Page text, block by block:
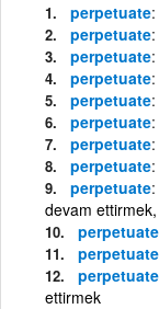
perpetuate
perpetuate
perpetuate
perpetuate
perpetuate
perpetuate
perpetuate
perpetuate
perpetuate
devam
perpetuate
perpetuate
perpetuate
ettirmek